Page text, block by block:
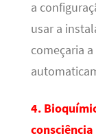
a
usar a
começaria
4.
consciência